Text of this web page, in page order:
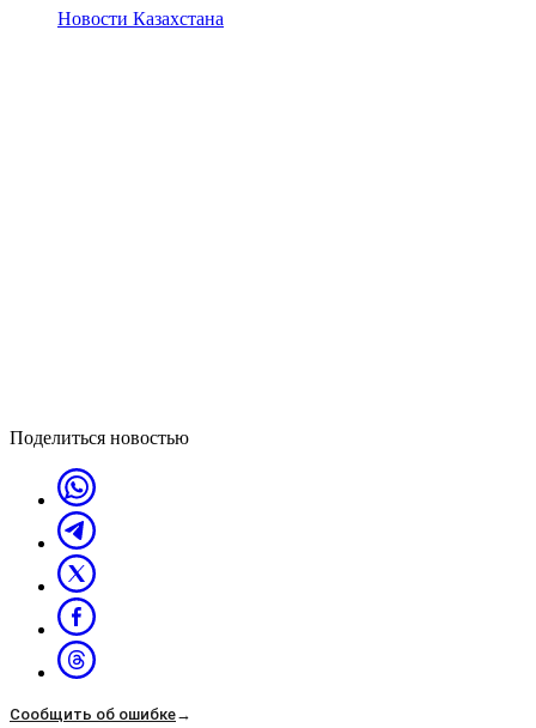
Новости Казахстана
Поделиться новостью
Сообщить об ошибке→